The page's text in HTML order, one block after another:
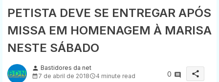
PETISTA DEVE SE ENTREGAR APÓS
MISSA EM HOMENAGEM À MARISA
NESTE SÁBADO
person Bastidores da net
7 de abril de 2018
4 minute read 0 share